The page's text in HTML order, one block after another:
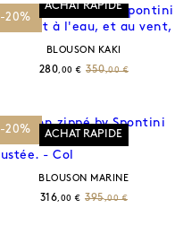
-20%
ACHAT RAPIDE
BLOUSON KAKI
280,00 € 350,00 €
-20% ACHAT RAPIDE
BLOUSON MARINE
316,00 € 395,00 €